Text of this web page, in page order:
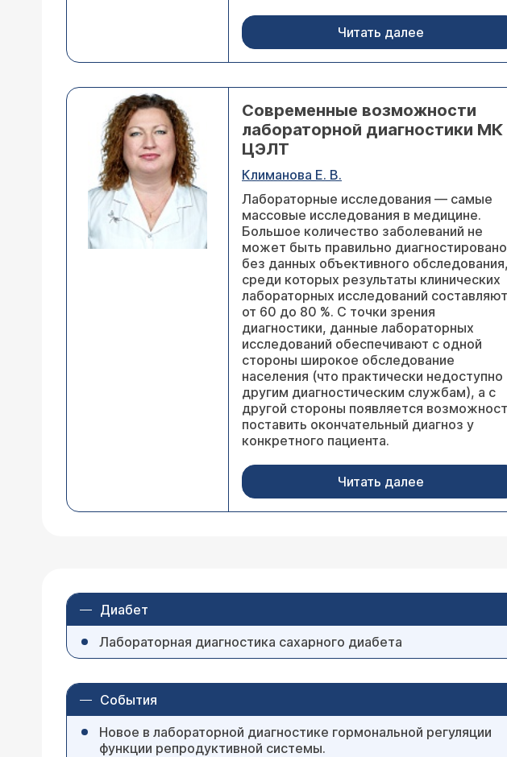
Читать далее
Современные возможности
лабораторной диагностики МК
ЦЭЛТ
Климанова Е. В.
Лабораторные исследования — самые
массовые исследования в медицине.
Большое количество заболеваний не
может быть правильно диагностировано
без данных объективного обследования,
среди которых результаты клинических
лабораторных исследований составляют
от 60 до 80 %. С точки зрения
диагностики, данные лабораторных
исследований обеспечивают с одной
стороны широкое обследование
населения (что практически недоступно
другим диагностическим службам), а с
другой стороны появляется
поставить окончательный диагноз у
конкретного пациента.
Читать далее
Диабет
Лабораторная диагностика сахарного диабета
События
Новое в лабораторной диагностике гормональной регуляции
функции репродуктивной системы.